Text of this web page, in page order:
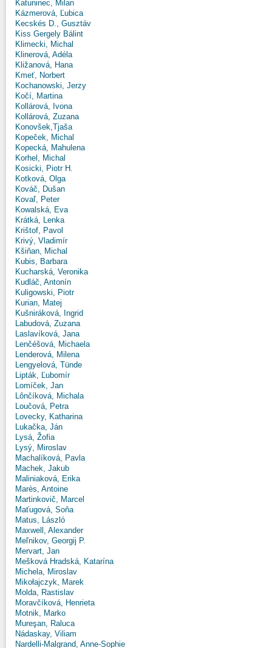
Katuninec, Milan
Kázmerová, Ľubica
Kecskés D., Gusztáv
Kiss Gergely Bálint
Klimecki, Michal
Klinerová, Adéla
Kližanová, Hana
Kmeť, Norbert
Kochanowski, Jerzy
Kočí, Martina
Kollárová, Ivona
Kollárová, Zuzana
Konovšek,Tjaša
Kopeček, Michal
Kopecká, Mahulena
Korhel, Michal
Kosicki, Piotr H.
Kotková, Olga
Kováč, Dušan
Kovaľ, Peter
Kowalská, Eva
Krátká, Lenka
Krištof, Pavol
Krivý, Vladimír
Kšiňan, Michal
Kubis, Barbara
Kucharská, Veronika
Kudláč, Antonín
Kuligowski, Piotr
Kurian, Matej
Kušniráková, Ingrid
Labudová, Zuzana
Laslavíková, Jana
Lenčéšová, Michaela
Lenderová, Milena
Lengyelová, Tünde
Lipták, Ľubomír
Lomíček, Jan
Lônčíková, Michala
Loučová, Petra
Lovecky, Katharina
Lukačka, Ján
Lysá, Žofia
Lysý, Miroslav
Machalíková, Pavla
Machek, Jakub
Maliniaková, Erika
Marès, Antoine
Martinkovič, Marcel
Maťugová, Soňa
Matus, László
Maxwell, Alexander
Meľnikov, Georgij P.
Mervart, Jan
Mešková Hradská, Katarína
Michela, Miroslav
Mikołajczyk, Marek
Molda, Rastislav
Moravčíková, Henrieta
Motnik, Marko
Mureşan, Raluca
Nádaskay, Viliam
Nardelli-Malgrand, Anne-Sophie